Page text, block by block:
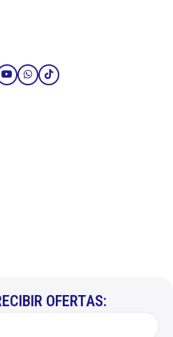
OFERTAS: